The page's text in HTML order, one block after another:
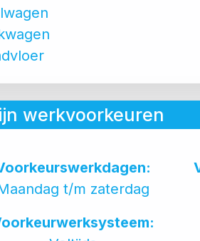
werkvoorkeuren
t/m zaterdag